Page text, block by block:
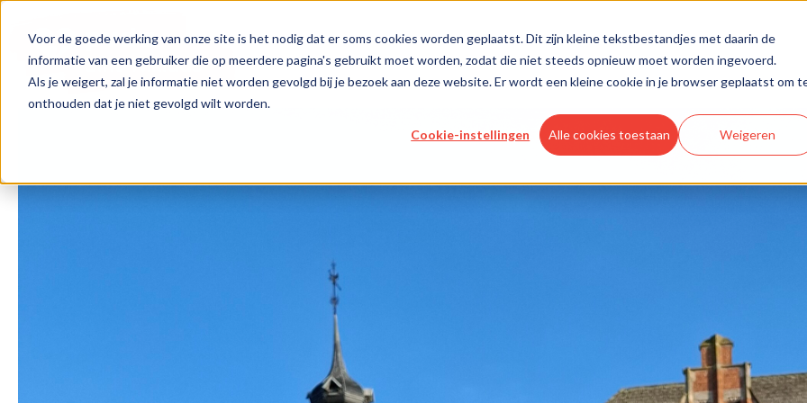
Voor de goede werking van onze site is het nodig dat er soms cookies worden geplaatst. Dit zijn kleine tekstbestandjes met daarin de
informatie van een gebruiker die op meerdere pagina's gebruikt moet worden, zodat die niet steeds opnieuw moet worden ingevoerd.
Als je weigert, zal je informatie niet worden gevolgd bij je bezoek aan deze website. Er wordt een kleine cookie in je browser geplaatst om
onthouden dat je niet gevolgd wilt worden.
Cookie-instellingen Alle cookies toestaan Weigeren